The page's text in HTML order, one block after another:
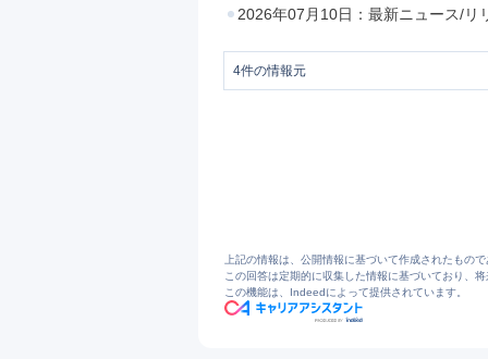
2026年07月10日：最新ニュース/リ
4件の情報元
上記の情報は、公開情報に基づいて作成されたもの
この回答は定期的に収集した情報に基づいており、
この機能は、Indeedによって提供されています。